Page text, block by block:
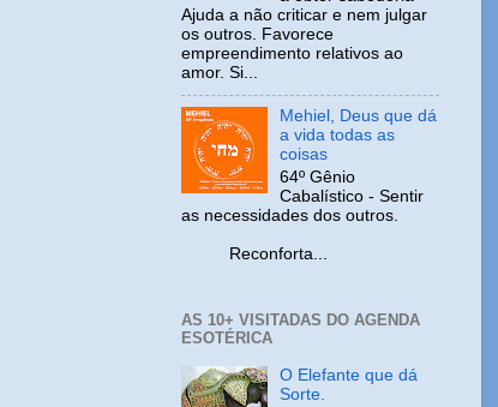
Ajuda a não criticar e nem julgar
os outros. Favorece
empreendimento relativos ao
amor. Si...
Mehiel, Deus que dá
a vida todas as
coisas
64º Gênio
Cabalístico - Sentir
as necessidades dos outros.
Reconforta...
AS 10+ VISITADAS DO AGENDA
ESOTÉRICA
O Elefante que dá
Sorte.